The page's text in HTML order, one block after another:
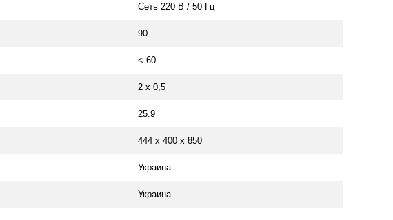
Сеть 220 В / 50 Гц
90
< 60
2 x 0,5
25.9
444 x 400 x 850
Украина
Украина